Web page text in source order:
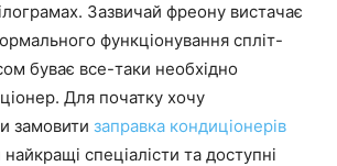
Зазвичай фреону вистачає
функціонування спліт-
буває все-таки необхідно
Для початку хочу
замовити заправка кондиціонерів
найкращі спеціалісти та доступні